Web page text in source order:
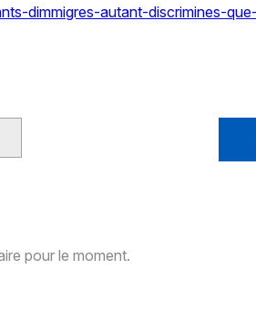
dimmigres-autant-discrimines-
pour le moment.